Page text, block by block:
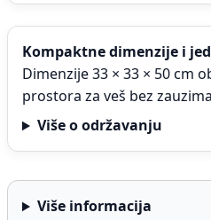
Kompaktne dimenzije i
Dimenzije 33 × 33 × 50 cm
prostora za veš bez
Više o održavanju
Više informacija